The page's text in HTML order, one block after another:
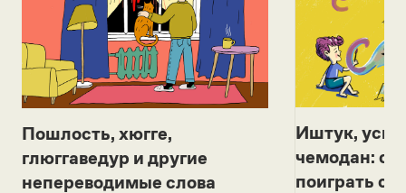
Пошлость, хюгге,
глюггаведур и другие
непереводимые слова
Иштук,
чемодан:
поиграть с